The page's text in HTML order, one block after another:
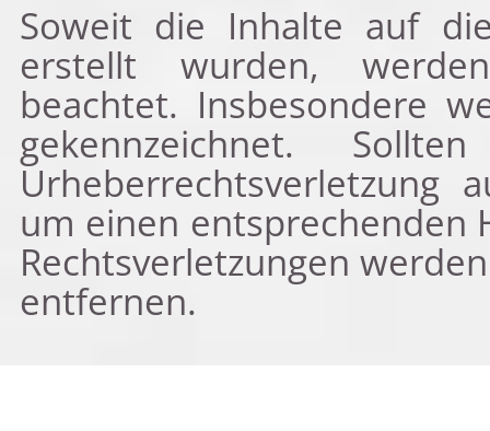
Soweit die Inhalte auf
erstellt wurden,
beachtet. Insbesondere
gekennzeichnet.
Urheberrechtsverletzung
um einen entsprechenden
Rechtsverletzungen
entfernen.